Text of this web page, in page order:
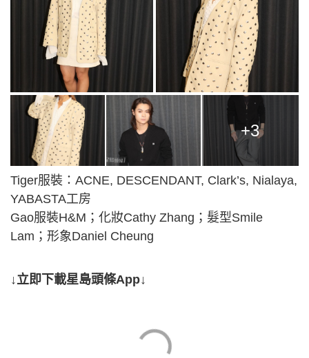
+3
Tiger服裝：ACNE, DESCENDANT, Clark’s, Nialaya,
YABASTA工房
Gao服裝H&M；化妝Cathy Zhang；髮型Smile
Lam；形象Daniel Cheung
↓立即下載星島頭條App↓